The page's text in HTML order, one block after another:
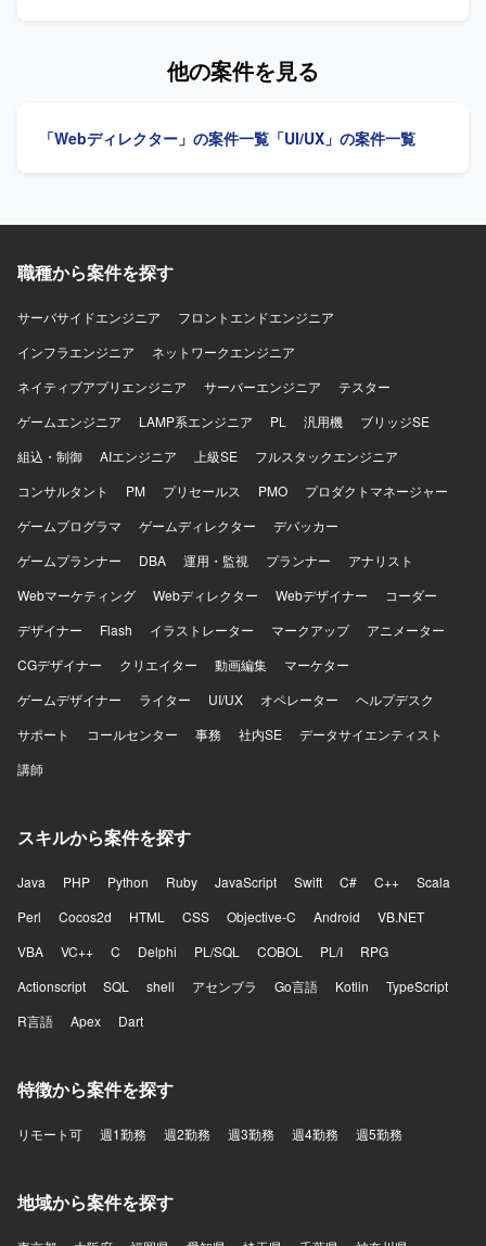
ン環境を想定しております。フロントエンドとしてReact等
レストラン予約など多様な機能に関わることができます。
開発経験をさらに積むことができます。 【開発環境】
ティング寄りのデータ分析業務に携わっていただき、各種
析に主体的に取り組み、関係者と円滑にコミュニケーショ
ける方が望ましいです。 【ポジションの魅力】 大規模な通
で、マーケティングデータ分析とプロダクト開発の両面で
グプラットフォームのデータを扱いながら、事業インパク
境】 DOMOや各種BIツール、GA4、Salesforce、SQLなど
を用いたデータ分析環境で業務を行っていただきます。
他の案件を見る
「Webディレクター」の案件一覧 「UI/UX」の案件一覧
職種から案件を探す
サーバサイドエンジニア
フロントエンドエンジニア
インフラエンジニア
ネットワークエンジニア
ネイティブアプリエンジニア
サーバーエンジニア
テスター
ゲームエンジニア
LAMP系エンジニア PL 汎用機
ブリッジSE
組込・制御
AIエンジニア 上級SE
フルスタックエンジニア
コンサルタント
PM プリセールス PMO
プロダクトマネージャー
ゲームプログラマ
ゲームディレクター
デバッカー
ゲームプランナー
DBA 運用・監視 プランナー
アナリスト
Webマーケティング
Webディレクター Webデザイナー
コーダー
デザイナー
Flash イラストレーター マークアップ
アニメーター
CGデザイナー
クリエイター 動画編集
マーケター
ゲームデザイナー
ライター UI/UX オペレーター
ヘルプデスク
サポート
コールセンター 事務 社内SE
データサイエンティスト
講師
スキルから案件を探す
Java PHP Python Ruby JavaScript Swift C# C++
Scala
Perl
Cocos2d HTML CSS Objective-C Android
VB.NET
VBA
VC++ C Delphi PL/SQL COBOL PL/I
RPG
Actionscript
SQL shell アセンブラ Go言語 Kotlin
TypeScript
R言語
Apex Dart
特徴から案件を探す
リモート可 週1勤務 週2勤務 週3勤務 週4勤務 週5勤務
地域から案件を探す